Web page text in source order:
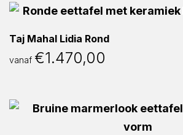
Taj Mahal Lidia Rond
vanaf €1.470,00